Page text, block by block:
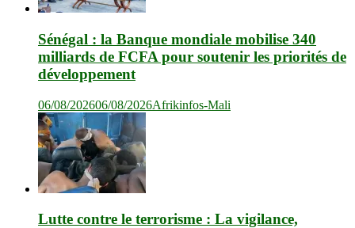
Sénégal : la Banque mondiale mobilise 340
milliards de FCFA pour soutenir les priorités de
développement
06/08/202606/08/2026Afrikinfos-Mali
Lutte contre le terrorisme : La vigilance,